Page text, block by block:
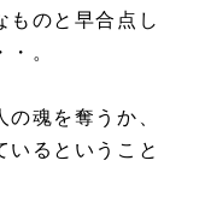
ものと早合点し
。
魂を奪うか、
いるということ